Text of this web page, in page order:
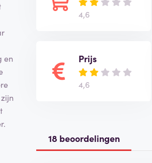
en
4,6
Prijs
4,6
18 beoordelingen